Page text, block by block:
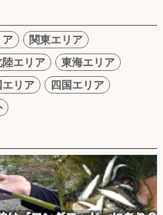
ア
関東エリア
陸エリア
東海エリア
エリア
四国エリア